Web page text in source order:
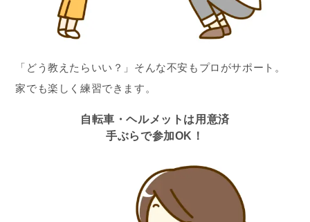
「どう教えたらいい？」そんな不安もプロがサポート。
家でも楽しく練習できます。
自転車・ヘルメットは用意済
手ぶらで参加OK！